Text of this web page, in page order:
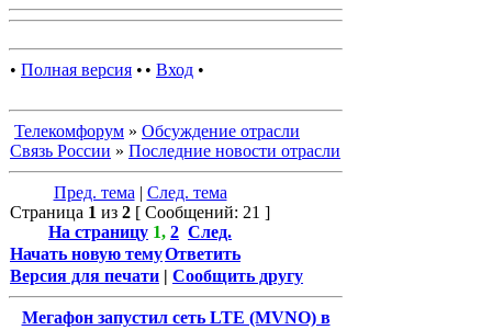
• Полная версия • • Вход •
Телекомфорум » Обсуждение отрасли
Связь России » Последние новости отрасли
Пред. тема | След. тема
Страница 1 из 2 [ Сообщений: 21 ]
На страницу 1, 2 След.
Начать новую темуОтветить
Версия для печати | Сообщить другу
Мегафон запустил сеть LTE (MVNO) в